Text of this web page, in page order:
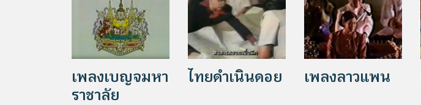
เพลงเบญจมหา
ราชาลัย
ไทยดำเนินดอย เพลงลาวแพน